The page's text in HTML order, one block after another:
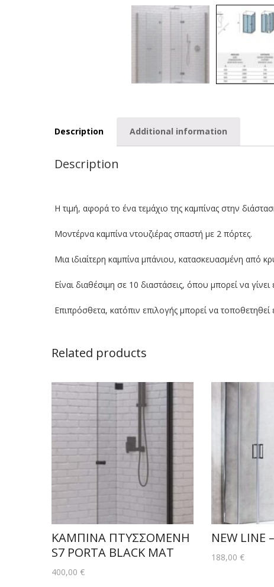
Description Additional information
Description
Η τιμή, αφορά το ένα τεμάχιο της καμπίνας στην
Μοντέρνα καμπίνα ντουζιέρας σπαστή με 2 πόρτες.
Μια ιδιαίτερη καμπίνα μπάνιου, κατασκευασμένη από
Είναι διαθέσιμη σε 10 διαστάσεις, όπου μπορεί να
Επιπρόσθετα, κατόπιν επιλογής μπορεί να
Related products
ΚΑΜΠΙΝΑ ΠΤΥΣΣΟΜΕΝΗ
S7 PORTA BLACK MAT
400,00 €
NEW LINE
188,00 €